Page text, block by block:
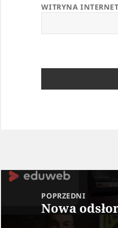
WITRYNA
Nawigacja
POPRZEDNI
Poprzedni
Nowa